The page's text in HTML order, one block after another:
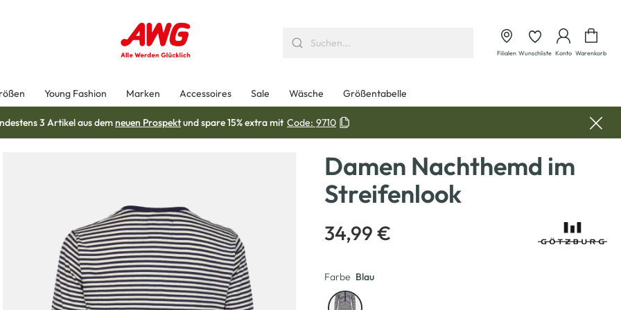
Filialen Wunschliste Konto Warenkorb
Young Fashion Marken Accessoires Sale Wäsche Größentabelle
3 Artikel aus demneuen Prospektund spare 15% extra mit Code: 9710
Damen Nachthemd im
Streifenlook
34,99 €
Farbe Blau